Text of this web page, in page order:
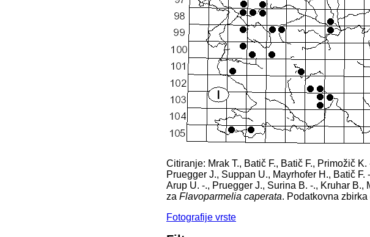
Citiranje: Mrak T., Batič F., Batič F., Primožič
Pruegger J., Suppan U., Mayrhofer H., Batič
Arup U. -., Pruegger J., Surina B. -., Kruhar
za Flavoparmelia caperata. Podatkovna
Fotografije vrste